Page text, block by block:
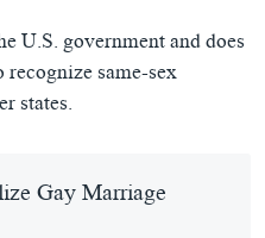
U.S. government and does
same-sex
states.
Gay Marriage